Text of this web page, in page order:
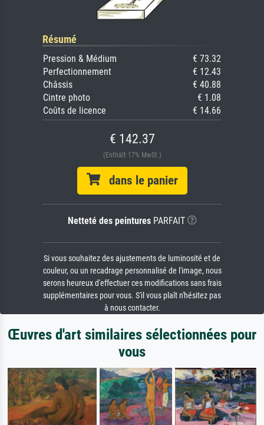
Résumé
Pression & Médium
€ 73.32
Perfectionnement
€ 12.43
Châssis
€ 40.88
Cintre photo
€ 1.08
Coûts de licence
€ 14.66
€ 142.37
(Enthält 17% MwSt.)
dans le panier
Netteté des peinturesPARFAIT
Si vous souhaitez des ajustements de luminosité et de
couleur, ou un recadrage personnalisé de l'image, nous
serons heureux d'effectuer ces modifications sans frais
supplémentaires pour vous. S'il vous plaît n'hésitez pas
à nous contacter.
Œuvres d'art similaires sélectionnées pour
vous